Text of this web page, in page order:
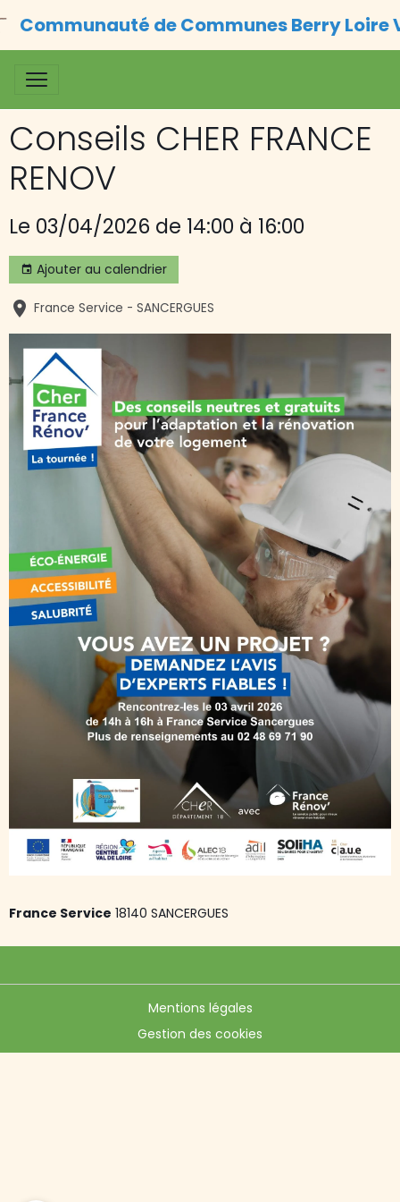
Communauté de Communes Berry Loire
Conseils CHER FRANCE
RENOV
Le 03/04/2026 de 14:00 à 16:00
Ajouter au calendrier
France Service - SANCERGUES
France Service 18140 SANCERGUES
Mentions légales
Gestion des cookies